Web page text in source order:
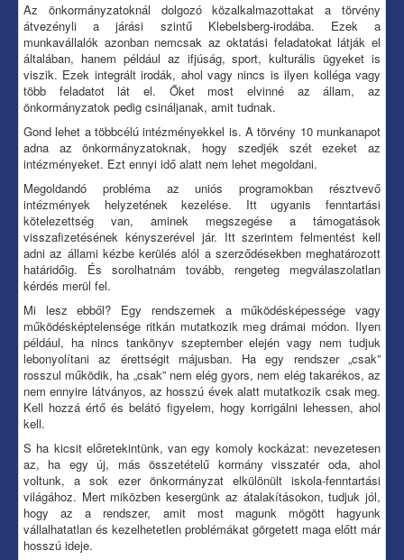
Az önkormányzatoknál dolgozó közalkalmazottakat a törvény
átvezényli a járási szintű Klebelsberg-irodába. Ezek a
munkavállalók azonban nemcsak az oktatási feladatokat látják el
általában, hanem például az ifjúság, sport, kulturális ügyeket is
viszik. Ezek integrált irodák, ahol vagy nincs is ilyen kolléga vagy
több feladatot lát el. Őket most elvinné az állam, az
önkormányzatok pedig csináljanak, amit tudnak.
Gond lehet a többcélú intézményekkel is. A törvény 10 munkanapot
adna az önkormányzatoknak, hogy szedjék szét ezeket az
intézményeket. Ezt ennyi idő alatt nem lehet megoldani.
Megoldandó probléma az uniós programokban résztvevő
intézmények helyzetének kezelése. Itt ugyanis fenntartási
kötelezettség van, aminek megszegése a támogatások
visszafizetésének kényszerével jár. Itt szerintem felmentést kell
adni az állami kézbe kerülés alól a szerződésekben meghatározott
határidőig. És sorolhatnám tovább, rengeteg megválaszolatlan
kérdés merül fel.
Mi lesz ebből? Egy rendszernek a működésképessége vagy
működésképtelensége ritkán mutatkozik meg drámai módon. Ilyen
például, ha nincs tankönyv szeptember elején vagy nem tudjuk
lebonyolítani az érettségit májusban. Ha egy rendszer „csak”
rosszul működik, ha „csak” nem elég gyors, nem elég takarékos, az
nem ennyire látványos, az hosszú évek alatt mutatkozik csak meg.
Kell hozzá értő és belátó figyelem, hogy korrigálni lehessen, ahol
kell.
S ha kicsit előretekintünk, van egy komoly kockázat: nevezetesen
az, ha egy új, más összetételű kormány visszatér oda, ahol
voltunk, a sok ezer önkormányzat elkülönült iskola-fenntartási
világához. Mert miközben kesergünk az átalakításokon, tudjuk jól,
hogy az a rendszer, amit most magunk mögött hagyunk
vállalhatatlan és kezelhetetlen problémákat görgetett maga előtt már
hosszú ideje.